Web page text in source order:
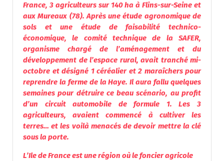
France, 3 agriculteurs sur 140 ha à Flins-sur-Seine et
aux Mureaux (78). Après une étude agronomique de
sols et une étude de faisabilité technico-
économique, le comité technique de la SAFER,
organisme chargé de l’aménagement et du
développement de l’espace rural, avait tranché mi-
octobre et désigné 1 céréalier et 2 maraîchers pour
reprendre la ferme de la Haye. Il aura fallu quelques
semaines pour détruire ce beau scénario, au profit
d’un circuit automobile de formule 1. Les 3
agriculteurs, avaient commencé à cultiver les
terres… et les voilà menacés de devoir mettre la clé
sous la porte.
L’Ile de France est une région où le foncier agricole